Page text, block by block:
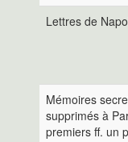
Lettres de
Mémoires
supprimés à
premiers ff. un